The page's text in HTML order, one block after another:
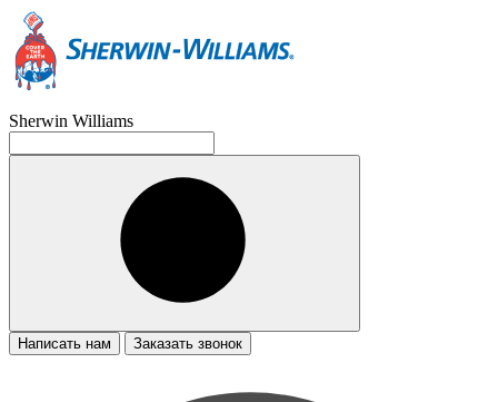
Sherwin Williams
Написать нам Заказать звонок